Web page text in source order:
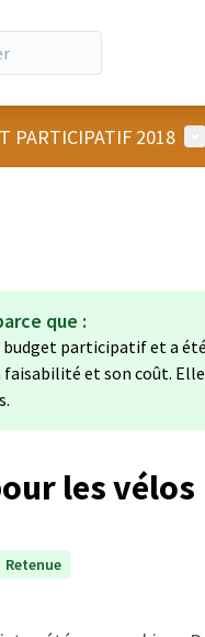
PARTICIPATIF 2018
que :
participatif et a
et son coût.
les vélos
Retenue